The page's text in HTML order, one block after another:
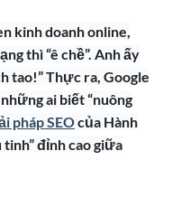
kinh doanh online,
thì “ê chề”. Anh ấy
tao!” Thực ra, Google
ai biết “nuông
pháp SEOcủa Hành
đỉnh cao giữa